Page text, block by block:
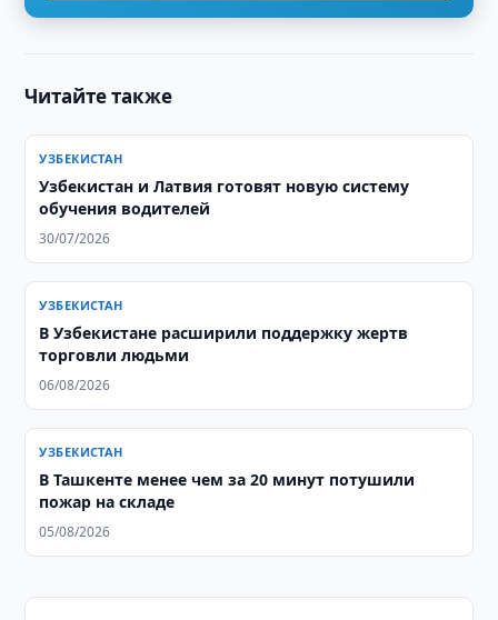
Читайте также
УЗБЕКИСТАН
Узбекистан и Латвия готовят новую систему
обучения водителей
30/07/2026
УЗБЕКИСТАН
В Узбекистане расширили поддержку жертв
торговли людьми
06/08/2026
УЗБЕКИСТАН
В Ташкенте менее чем за 20 минут потушили
пожар на складе
05/08/2026